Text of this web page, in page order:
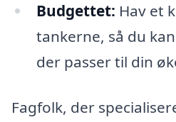
Budgettet: Hav et
tankerne, så du
der passer til din
Fagfolk, der